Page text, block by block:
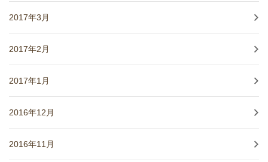
2017年3月
2017年2月
2017年1月
2016年12月
2016年11月